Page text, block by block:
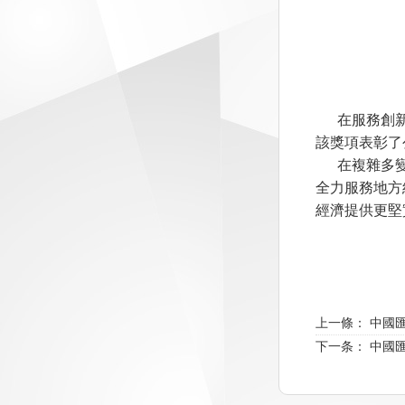
在服務創
該獎項表彰
在複雜多
全力服務地
經濟提供更
上一條： 中國
下一条： 中國